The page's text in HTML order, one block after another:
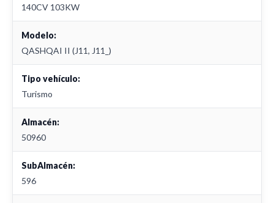
140CV 103KW
Modelo:
QASHQAI II (J11, J11_)
Tipo vehículo:
Turismo
Almacén:
50960
SubAlmacén:
596